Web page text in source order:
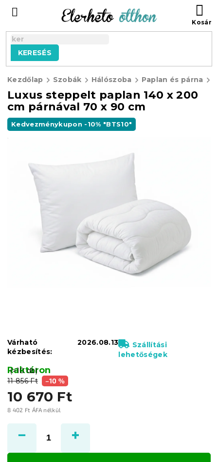
tartalomhoz
KERESÉS
Kezdőlap Szobák Hálószoba Paplan és párna
Luxus steppelt paplan 140 x 200
cm párnával 70 x 90 cm
Kedvezménykupon -10% "BTS10"
11 856 Ft –10 %
10 670 Ft
8 402 Ft ÁFA nélkül
Raktáron
(>10 db)
Várható
kézbesítés:
2026.08.13
Szállítási
lehetőségek